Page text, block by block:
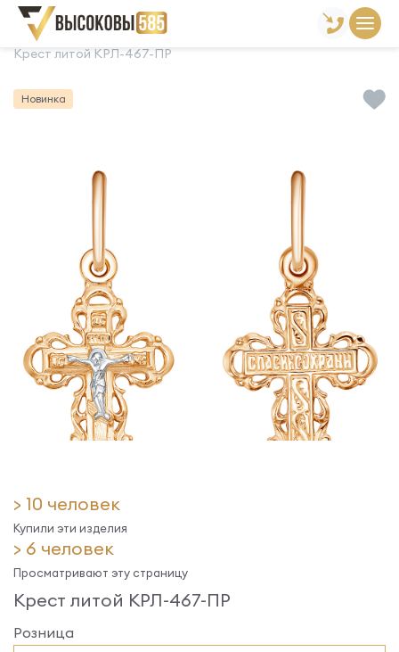
Главная Склад готовой продукции
Крест литой КРЛ-467-ПР
Новинка
> 10 человек
Купили эти изделия
> 6 человек
Просматривают эту страницу
Крест литой КРЛ-467-ПР
Розница